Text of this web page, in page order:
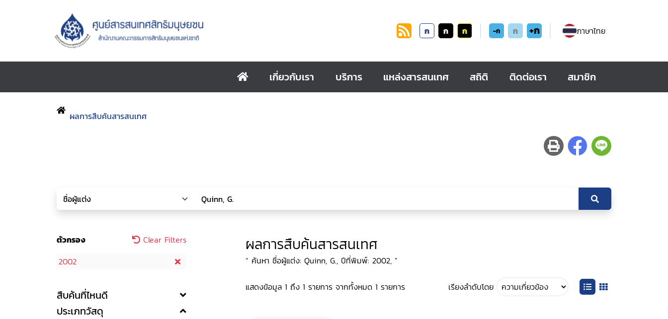
ก ก ก -ก ก +ก ภาษาไทย
เกี่ยวกับเรา บริการ แหล่งสารสนเทศ สถิติ ติดต่อเรา สมาชิก
ผลการสืบค้นสารสนเทศ
ตัวกรอง
Clear Filters
2002
สืบค้นที่ไหนดี
ประเภทวัสดุ
ผลการสืบค้นสารสนเทศ
“ ค้นหา ชื่อผู้แต่ง: Quinn, G., ปีที่พิมพ์: 2002, ”
แสดงข้อมูล 1 ถึง 1 รายการ จากทั้งหมด 1 รายการ เรียงลำดับโดย